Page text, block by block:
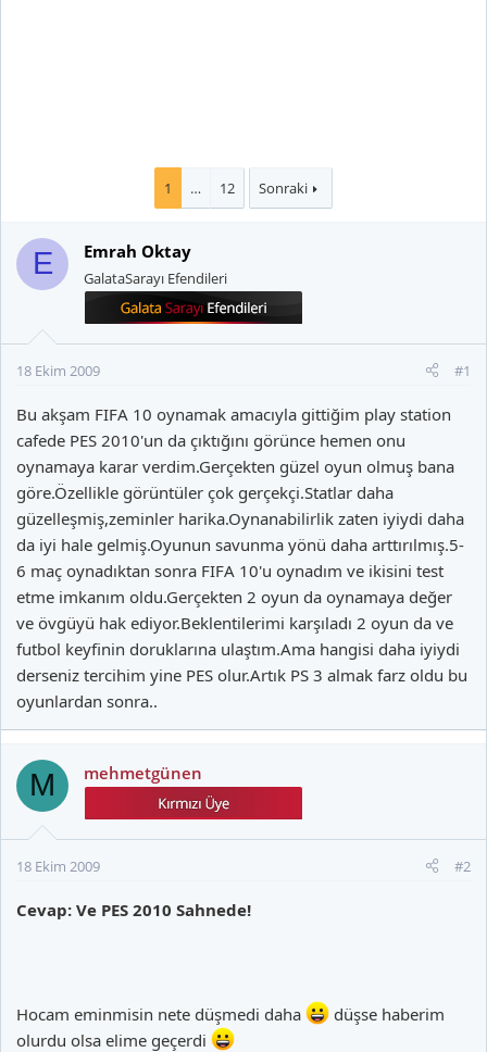
1 … 12 Sonraki
E Emrah Oktay
GalataSarayı Efendileri
18 Ekim 2009 #1
Bu akşam FIFA 10 oynamak amacıyla gittiğim play station
cafede PES 2010'un da çıktığını görünce hemen onu
oynamaya karar verdim.Gerçekten güzel oyun olmuş bana
göre.Özellikle görüntüler çok gerçekçi.Statlar daha
güzelleşmiş,zeminler harika.Oynanabilirlik zaten iyiydi daha
da iyi hale gelmiş.Oyunun savunma yönü daha arttırılmış.5-
6 maç oynadıktan sonra FIFA 10'u oynadım ve ikisini test
etme imkanım oldu.Gerçekten 2 oyun da oynamaya değer
ve övgüyü hak ediyor.Beklentilerimi karşıladı 2 oyun da ve
futbol keyfinin doruklarına ulaştım.Ama hangisi daha iyiydi
derseniz tercihim yine PES olur.Artık PS 3 almak farz oldu bu
oyunlardan sonra..
M mehmetgünen
18 Ekim 2009 #2
Cevap: Ve PES 2010 Sahnede!
Hocam eminmisin nete düşmedi daha
düşse haberim
olurdu olsa elime geçerdi